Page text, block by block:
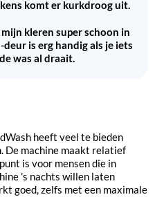
komt er kurkdroog uit.
kleren super schoon in
is erg handig als je iets
was al draait.
heeft veel te bieden
De machine maakt relatief
is voor mensen die in
’s nachts willen laten
goed, zelfs met een maximale